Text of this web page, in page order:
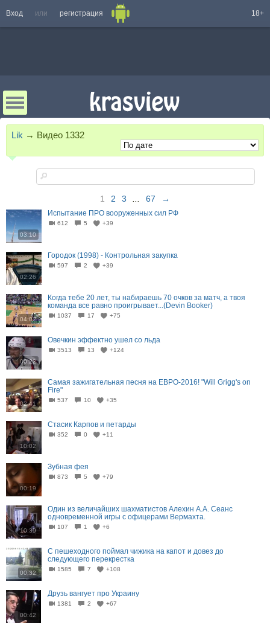
Вход или регистрация 18+
Lik → Видео 1332
1 2 3 67 →
03:10
Испытание ПРО вооруженных сил РФ
612 5 +39
02:26
Городок (1998) - Контрольная закупка
597 2 +39
04:02
Когда тебе 20 лет, ты набираешь 70 очков за матч, а твоя
команда все равно проигрывает...(Devin Booker)
1037 17 +75
00:22
Овечкин эффектно ушел со льда
3513 13 +124
02:41
Самая зажигательная песня на ЕВРО-2016! "Will Grigg's on
Fire"
537 10 +35
10:02
Стасик Карпов и петарды
352 0 +11
00:19
Зубная фея
873 5 +79
10:39
Один из величайших шахматистов Алехин А.А. Сеанс
одновременной игры с офицерами Вермахта.
107 1 +6
00:32
С пешеходного поймал чижика на капот и довез до
следующего перекрестка
1585 7 +108
00:42
Друзь вангует про Украину
1381 2 +67